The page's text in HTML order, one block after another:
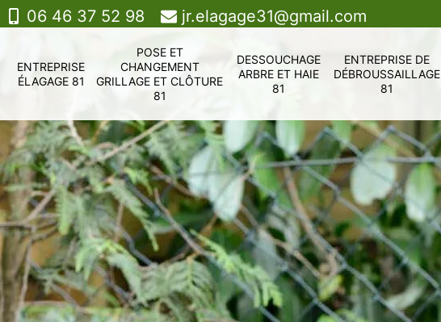
06 46 37 52 98 jr.elagage31@gmail.com
ENTREPRISE
ÉLAGAGE 81
POSE ET
CHANGEMENT
GRILLAGE ET CLÔTURE
81
DESSOUCHAGE
ARBRE ET HAIE
81
ENTREPRISE DE
DÉBROUSSAILLAGE
81